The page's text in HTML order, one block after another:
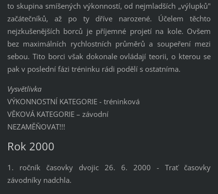
to skupina smíšených výkonností, od nejmladších „výlupků"
začátečníků, až po ty dříve narozené. Účelem těchto
nejzkušenějších borců je příjemné projetí na kole. Ovšem
bez maximálních rychlostních průměrů a soupeření mezi
sebou. Tito borci však dokonale ovládají teorii, o kterou se
pak v poslední fázi tréninku rádi podělí s ostatníma.
Vysvětlivka
VÝKONNOSTNÍ KATEGORIE - tréninková
VĚKOVÁ KATEGORIE – závodní
NEZAMĚŇOVAT!!!
Rok 2000
1. ročník časovky dvojic 26. 6. 2000 - Trať časovky
závodníky nadchla.